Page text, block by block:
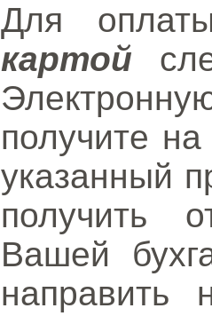
Для
картой
получите
указанный
получить
Вашей